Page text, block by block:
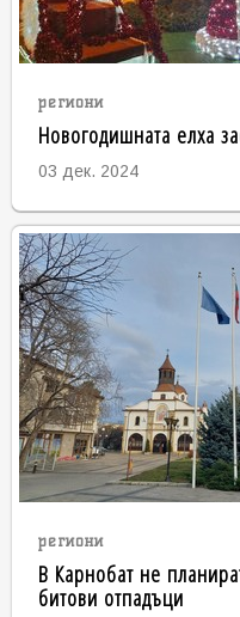
региони
Новогодишната елха
03 дек. 2024
региони
В Карнобат не
битови отпадъци